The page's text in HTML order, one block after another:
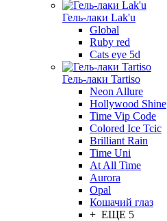
Гель-лаки Lak'u
Global
Ruby red
Cats eye 5d
Гель-лаки Tartiso
Neon Allure
Hollywood Shine
Time Vip Code
Colored Ice Tcic
Brilliant Rain
Time Uni
At All Time
Aurora
Opal
Кошачий глаз
+ ЕЩЕ 5